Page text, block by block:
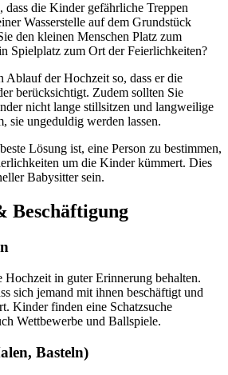
dass die Kinder gefährliche Treppen
Wasserstelle auf dem Grundstück
den kleinen Menschen Platz zum
Spielplatz zum Ort der Feierlichkeiten?
Ablauf der Hochzeit so, dass er die
berücksichtigt. Zudem sollten Sie
nicht lange stillsitzen und langweilige
sie ungeduldig werden lassen.
Lösung ist, eine Person zu bestimmen,
um die Kinder kümmert. Dies
Babysitter sein.
Beschäftigung
in guter Erinnerung behalten.
sich jemand mit ihnen beschäftigt und
Kinder finden eine Schatzsuche
Wettbewerbe und Ballspiele.
Basteln)